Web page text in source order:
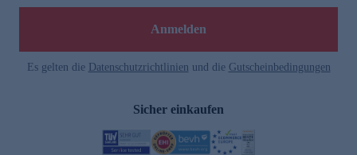
Anmelden
Es gelten die Datenschutzrichtlinien und die Gutscheinbedingungen
Sicher einkaufen